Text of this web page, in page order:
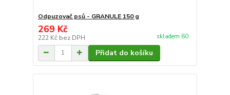
Odpuzovač psů - GRANULE 150 g
269 Kč
222 Kč bez DPH skladem 60
Přidat do košíku